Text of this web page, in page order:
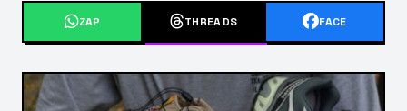
ZAP THREADS FACE